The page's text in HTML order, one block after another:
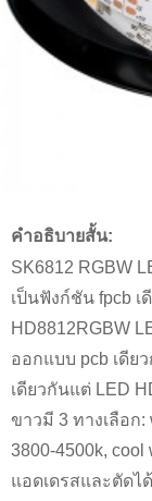
คำอธิบายสั้น:
SK6812 RGBW
เป็นฟังก์ชัน fpcb เ
HD8812RGBW
ออกแบบ pcb เดีย
เดียวกันแต่ LED
ขาวมี 3 ทางเลือก:
3800-4500k,
แอดเดรสและตัดได้